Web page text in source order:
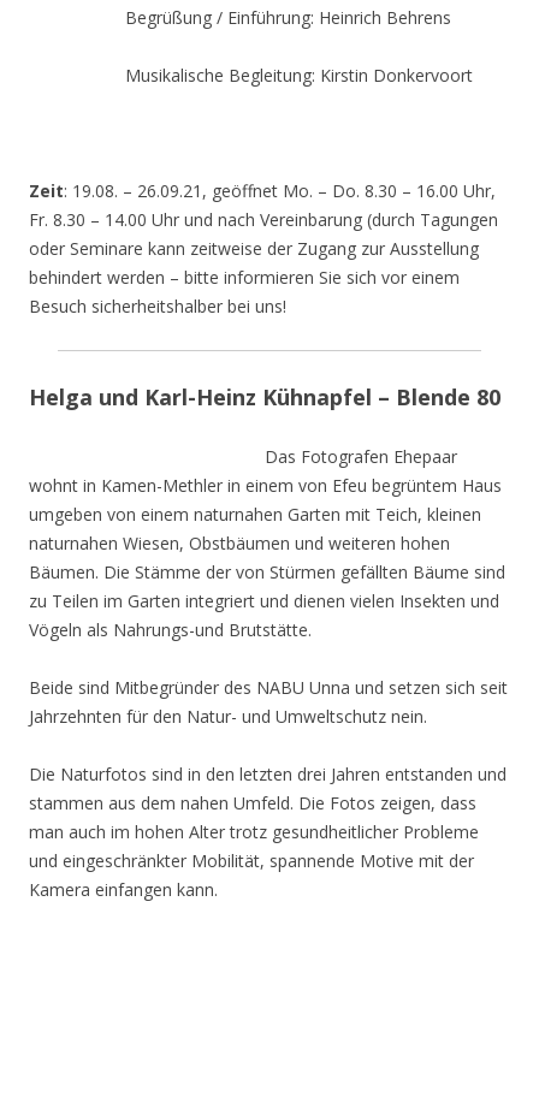
Begrüßung / Einführung: Heinrich Behrens
Musikalische Begleitung: Kirstin Donkervoort
Zeit: 19.08. – 26.09.21, geöffnet Mo. – Do. 8.30 – 16.00 Uhr,
Fr. 8.30 – 14.00 Uhr und nach Vereinbarung (durch Tagungen
oder Seminare kann zeitweise der Zugang zur Ausstellung
behindert werden – bitte informieren Sie sich vor einem
Besuch sicherheitshalber bei uns!
Helga und Karl-Heinz Kühnapfel – Blende 80
Das Fotografen Ehepaar
wohnt in Kamen-Methler in einem von Efeu begrüntem Haus
umgeben von einem naturnahen Garten mit Teich, kleinen
naturnahen Wiesen, Obstbäumen und weiteren hohen
Bäumen. Die Stämme der von Stürmen gefällten Bäume sind
zu Teilen im Garten integriert und dienen vielen Insekten und
Vögeln als Nahrungs-und Brutstätte.
Beide sind Mitbegründer des NABU Unna und setzen sich seit
Jahrzehnten für den Natur- und Umweltschutz nein.
Die Naturfotos sind in den letzten drei Jahren entstanden und
stammen aus dem nahen Umfeld. Die Fotos zeigen, dass
man auch im hohen Alter trotz gesundheitlicher Probleme
und eingeschränkter Mobilität, spannende Motive mit der
Kamera einfangen kann.